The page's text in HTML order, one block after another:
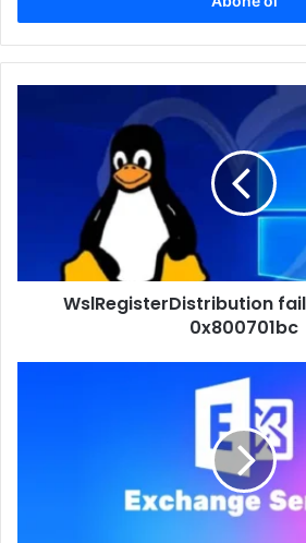
WslRegisterDistribution
0x800701bc